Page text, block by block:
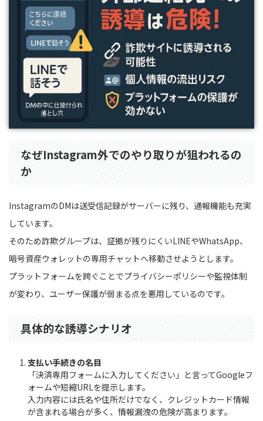
なぜInstagram外でのやり取りが狙われるの
か
InstagramのDMは送受信記録がサーバーに残り、通報機能も充実
しています。
そのため詐欺グループは、証拠が残りにくいLINEやWhatsApp、
暗号資産ウォレットの専用チャットへ移動させようとします。
プラットフォームを跨ぐことでプライバシーポリシーや監視体制
が変わり、ユーザー保護が弱まる点を悪用しているのです。
具体的な誘導シナリオ
支払い手続きの名目
「決済専用フォームに入力してください」と言ってGoogleフ
ォームや短縮URLを提示します。
入力内容には氏名や住所だけでなく、クレジットカード情報
が含まれる場合が多く、情報漏洩の危険が高まります。